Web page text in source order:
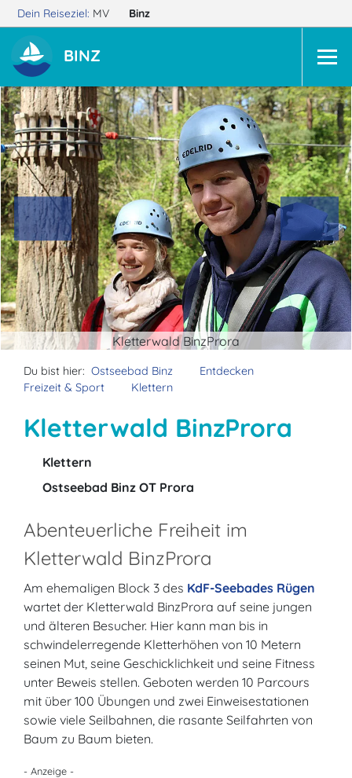
Dein Reiseziel: MV Binz
BINZ
Kletterwald BinzProra
Du bist hier: Ostseebad Binz
Entdecken
Freizeit & Sport
Klettern
Kletterwald BinzProra
Klettern
Ostseebad Binz OT Prora
Abenteuerliche Freiheit im
Kletterwald BinzProra
Am ehemaligen Block 3 des KdF-Seebades Rügen
wartet der Kletterwald BinzProra auf seine jungen
und älteren Besucher. Hier kann man bis in
schwindelerregende Kletterhöhen von 10 Metern
seinen Mut, seine Geschicklichkeit und seine Fitness
unter Beweis stellen. Geboten werden 10 Parcours
mit über 100 Übungen und zwei Einweisestationen
sowie viele Seilbahnen, die rasante Seilfahrten von
Baum zu Baum bieten.
- Anzeige -